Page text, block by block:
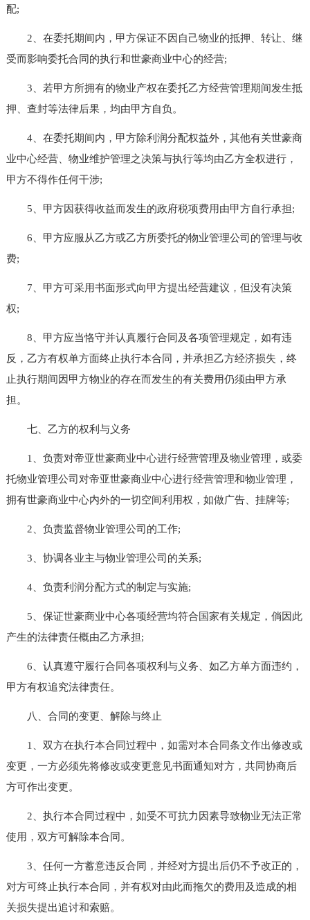
配;
2、在委托期间内，甲方保证不因自己物业的抵押、转让、继
受而影响委托合同的执行和世豪商业中心的经营;
3、若甲方所拥有的物业产权在委托乙方经营管理期间发生抵
押、查封等法律后果，均由甲方自负。
4、在委托期间内，甲方除利润分配权益外，其他有关世豪商
业中心经营、物业维护管理之决策与执行等均由乙方全权进行，
甲方不得作任何干涉;
5、甲方因获得收益而发生的政府税项费用由甲方自行承担;
6、甲方应服从乙方或乙方所委托的物业管理公司的管理与收
费;
7、甲方可采用书面形式向甲方提出经营建议，但没有决策
权;
8、甲方应当恪守并认真履行合同及各项管理规定，如有违
反，乙方有权单方面终止执行本合同，并承担乙方经济损失，终
止执行期间因甲方物业的存在而发生的有关费用仍须由甲方承
担。
七、乙方的权利与义务
1、负责对帝亚世豪商业中心进行经营管理及物业管理，或委
托物业管理公司对帝亚世豪商业中心进行经营管理和物业管理，
拥有世豪商业中心内外的一切空间利用权，如做广告、挂牌等;
2、负责监督物业管理公司的工作;
3、协调各业主与物业管理公司的关系;
4、负责利润分配方式的制定与实施;
5、保证世豪商业中心各项经营均符合国家有关规定，倘因此
产生的法律责任概由乙方承担;
6、认真遵守履行合同各项权利与义务、如乙方单方面违约，
甲方有权追究法律责任。
八、合同的变更、解除与终止
1、双方在执行本合同过程中，如需对本合同条文作出修改或
变更，一方必须先将修改或变更意见书面通知对方，共同协商后
方可作出变更。
2、执行本合同过程中，如受不可抗力因素导致物业无法正常
使用，双方可解除本合同。
3、任何一方蓄意违反合同，并经对方提出后仍不予改正的，
对方可终止执行本合同，并有权对由此而拖欠的费用及造成的相
关损失提出追讨和索赔。